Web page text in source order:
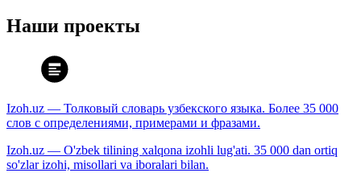
Наши проекты
Izoh.uz — Толковый словарь узбекского языка. Более 35 000
слов с определениями, примерами и фразами.
Izoh.uz — O'zbek tilining xalqona izohli lug'ati. 35 000 dan ortiq
so'zlar izohi, misollari va iboralari bilan.